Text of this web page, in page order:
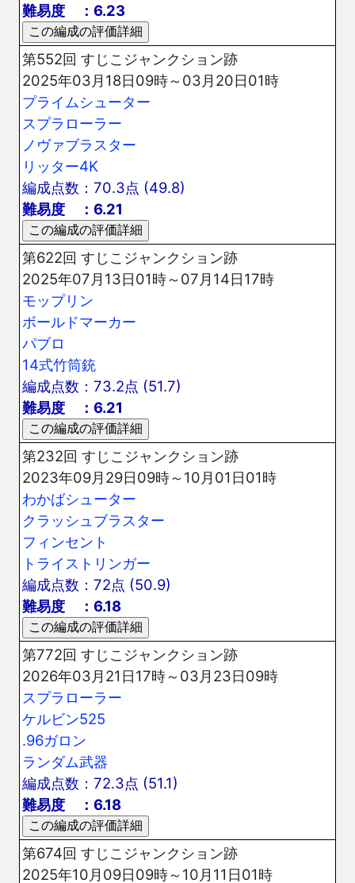
難易度 ：6.23
第552回 すじこジャンクション跡
2025年03月18日09時～03月20日01時
プライムシューター
スプラローラー
ノヴァブラスター
リッター4K
編成点数：70.3点 (49.8)
難易度 ：6.21
第622回 すじこジャンクション跡
2025年07月13日01時～07月14日17時
モップリン
ボールドマーカー
パブロ
14式竹筒銃
編成点数：73.2点 (51.7)
難易度 ：6.21
第232回 すじこジャンクション跡
2023年09月29日09時～10月01日01時
わかばシューター
クラッシュブラスター
フィンセント
トライストリンガー
編成点数：72点 (50.9)
難易度 ：6.18
第772回 すじこジャンクション跡
2026年03月21日17時～03月23日09時
スプラローラー
ケルビン525
.96ガロン
ランダム武器
編成点数：72.3点 (51.1)
難易度 ：6.18
第674回 すじこジャンクション跡
2025年10月09日09時～10月11日01時